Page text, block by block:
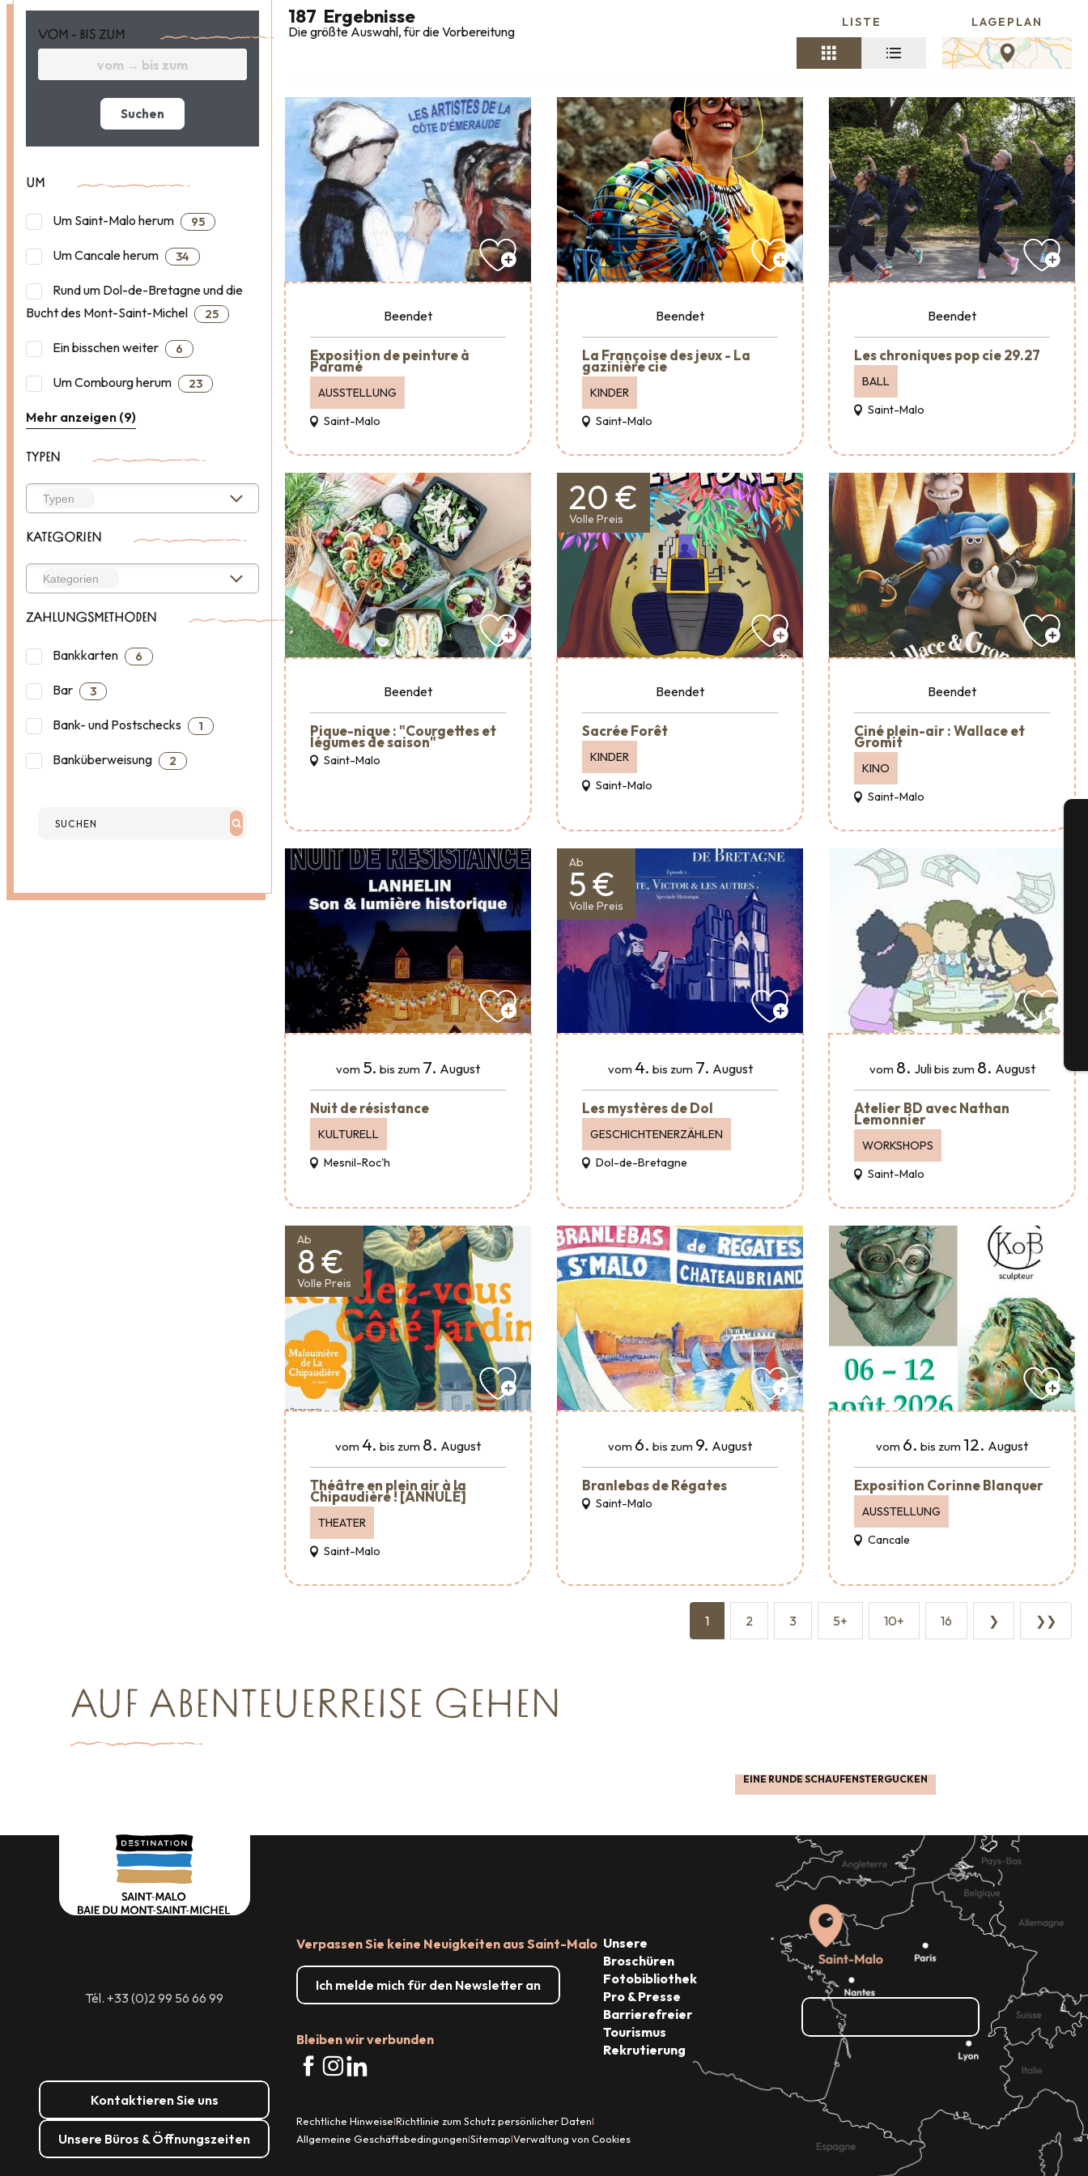
VOM - BIS ZUM
Suchen
UM
Um Saint-Malo herum 95
Um Cancale herum 34
Rund um Dol-de-Bretagne und die
Bucht des Mont-Saint-Michel
25
Ein bisschen weiter 6
Um Combourg herum 23
Mehr anzeigen (9)
TYPEN
KATEGORIEN
ZAHLUNGSMETHODEN
Bankkarten 6
Bar 3
Bank- und Postschecks 1
Banküberweisung 2
187 Ergebnisse
Die größte Auswahl, für die Vorbereitung
LISTE LAGEPLAN
Beendet
Exposition de peinture à
Paramé
AUSSTELLUNG
Saint-Malo
Beendet
La Françoise des jeux - La
gazinière cie
KINDER
Saint-Malo
Beendet
Les chroniques pop cie 29.27
BALL
Saint-Malo
Beendet
Pique-nique : "Courgettes et
légumes de saison"
Saint-Malo
20 €
Volle Preis
Beendet
Sacrée Forêt
KINDER
Saint-Malo
Beendet
Ciné plein-air : Wallace et
Gromit
KINO
Saint-Malo
vom 5. bis zum 7. August
Nuit de résistance
KULTURELL
Mesnil-Roc'h
Ab
5 €
Volle Preis
vom 4. bis zum 7. August
Les mystères de Dol
GESCHICHTENERZÄHLEN
Dol-de-Bretagne
vom 8. Julibis zum 8. August
Atelier BD avec Nathan
Lemonnier
WORKSHOPS
Saint-Malo
Ab
8 €
Volle Preis
vom 4. bis zum 8. August
Théâtre en plein air à la
Chipaudière ! [ANNULÉ]
THEATER
Saint-Malo
vom 6. bis zum 9. August
Branlebas de Régates
Saint-Malo
vom 6. bis zum 12. August
Exposition Corinne Blanquer
AUSSTELLUNG
Cancale
1 2 3 5+ 10+ 16 ❯ ❯❯
AUF ABENTEUERREISE GEHEN
dienstleistungen
EINE RUNDE SCHAUFENSTERGUCKEN
Tél. +33 (0)2 99 56 66 99
Kontaktieren Sie uns
Unsere Büros & Öffnungszeiten
Verpassen Sie keine Neuigkeiten aus Saint-Malo
Ich melde mich für den Newsletter an
Bleiben wir verbunden
Unsere
Broschüren
Fotobibliothek
Pro & Presse
Barrierefreier
Tourismus
Rekrutierung
Rechtliche Hinweise|Richtlinie zum Schutz persönlicher Daten|
Allgemeine Geschäftsbedingungen|Sitemap|Verwaltung von Cookies
Wie kann ich kommen?